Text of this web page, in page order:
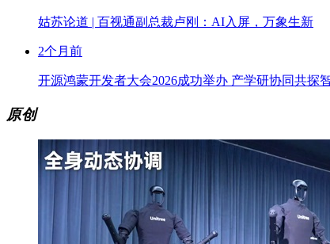
姑苏论道 | 百视通副总裁卢刚：AI入屏，万象生新
2个月前
开源鸿蒙开发者大会2026成功举办 产学研协同共探
原创